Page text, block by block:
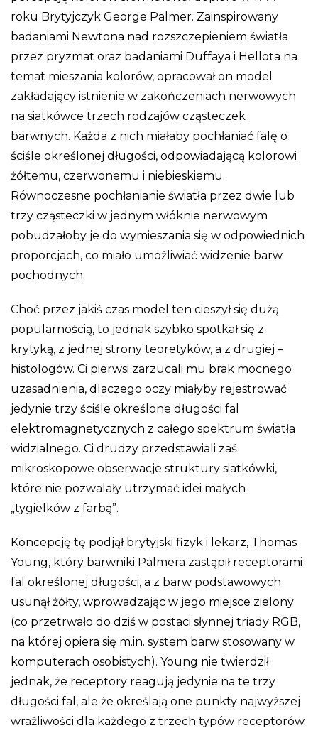
roku Brytyjczyk George Palmer. Zainspirowany
badaniami Newtona nad rozszczepieniem światła
przez pryzmat oraz badaniami Duffaya i Hellota na
temat mieszania kolorów, opracował on model
zakładający istnienie w zakończeniach nerwowych
na siatkówce trzech rodzajów cząsteczek
barwnych. Każda z nich miałaby pochłaniać falę o
ściśle określonej długości, odpowiadającą kolorowi
żółtemu, czerwonemu i niebieskiemu.
Równoczesne pochłanianie światła przez dwie lub
trzy cząsteczki w jednym włóknie nerwowym
pobudzałoby je do wymieszania się w odpowiednich
proporcjach, co miało umożliwiać widzenie barw
pochodnych.
Choć przez jakiś czas model ten cieszył się dużą
popularnością, to jednak szybko spotkał się z
krytyką, z jednej strony teoretyków, a z drugiej –
histologów. Ci pierwsi zarzucali mu brak mocnego
uzasadnienia, dlaczego oczy miałyby rejestrować
jedynie trzy ściśle określone długości fal
elektromagnetycznych z całego spektrum światła
widzialnego. Ci drudzy przedstawiali zaś
mikroskopowe obserwacje struktury siatkówki,
które nie pozwalały utrzymać idei małych
„tygielków z farbą”.
Koncepcję tę podjął brytyjski fizyk i lekarz, Thomas
Young, który barwniki Palmera zastąpił receptorami
fal określonej długości, a z barw podstawowych
usunął żółty, wprowadzając w jego miejsce zielony
(co przetrwało do dziś w postaci słynnej triady RGB,
na której opiera się m.in. system barw stosowany w
komputerach osobistych). Young nie twierdził
jednak, że receptory reagują jedynie na te trzy
długości fal, ale że określają one punkty najwyższej
wrażliwości dla każdego z trzech typów receptorów.